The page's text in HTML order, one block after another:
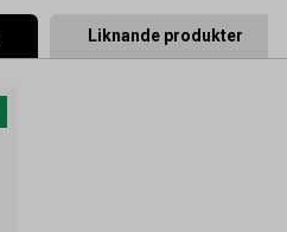
Liknande produkter